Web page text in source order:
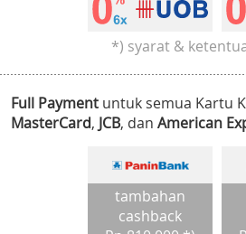
*) syarat &
Full Payment untuk semua Kartu
MasterCard, JCB, dan American
tambahan
cashback